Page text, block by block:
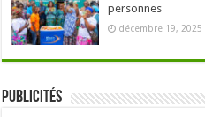
personnes
décembre 19, 2025
Publicités